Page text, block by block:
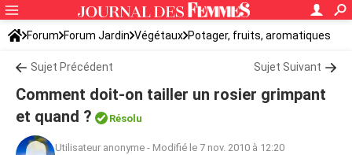
Forum Forum Jardin Végétaux Potager, fruits, aromatiques
Sujet Précédent Sujet Suivant
Comment doit-on tailler un rosier grimpant
et quand ?
Résolu
Utilisateur anonyme - Modifié le 7 nov. 2010 à 12:20